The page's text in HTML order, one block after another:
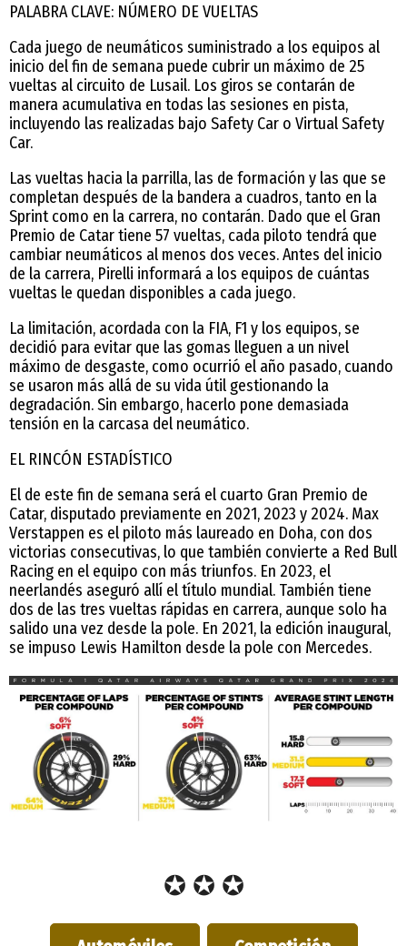
PALABRA CLAVE: NÚMERO DE VUELTAS
Cada juego de neumáticos suministrado a los equipos al
inicio del fin de semana puede cubrir un máximo de 25
vueltas al circuito de Lusail. Los giros se contarán de
manera acumulativa en todas las sesiones en pista,
incluyendo las realizadas bajo Safety Car o Virtual Safety
Car.
Las vueltas hacia la parrilla, las de formación y las que se
completan después de la bandera a cuadros, tanto en la
Sprint como en la carrera, no contarán. Dado que el Gran
Premio de Catar tiene 57 vueltas, cada piloto tendrá que
cambiar neumáticos al menos dos veces. Antes del inicio
de la carrera, Pirelli informará a los equipos de cuántas
vueltas le quedan disponibles a cada juego.
La limitación, acordada con la FIA, F1 y los equipos, se
decidió para evitar que las gomas lleguen a un nivel
máximo de desgaste, como ocurrió el año pasado, cuando
se usaron más allá de su vida útil gestionando la
degradación. Sin embargo, hacerlo pone demasiada
tensión en la carcasa del neumático.
EL RINCÓN ESTADÍSTICO
El de este fin de semana será el cuarto Gran Premio de
Catar, disputado previamente en 2021, 2023 y 2024. Max
Verstappen es el piloto más laureado en Doha, con dos
victorias consecutivas, lo que también convierte a Red Bull
Racing en el equipo con más triunfos. En 2023, el
neerlandés aseguró allí el título mundial. También tiene
dos de las tres vueltas rápidas en carrera, aunque solo ha
salido una vez desde la pole. En 2021, la edición inaugural,
se impuso Lewis Hamilton desde la pole con Mercedes.
✪ ✪ ✪